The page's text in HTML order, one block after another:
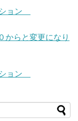
ョン
からと変更になり
ョン